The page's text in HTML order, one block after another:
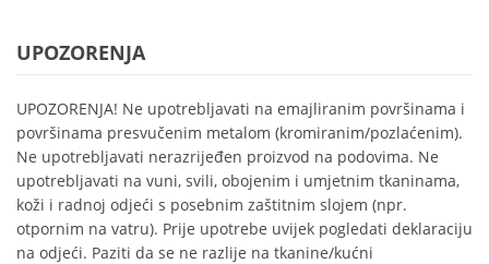
UPOZORENJA
UPOZORENJA! Ne upotrebljavati na emajliranim površinama i
površinama presvučenim metalom (kromiranim/pozlaćenim).
Ne upotrebljavati nerazrijeđen proizvod na podovima. Ne
upotrebljavati na vuni, svili, obojenim i umjetnim tkaninama,
koži i radnoj odjeći s posebnim zaštitnim slojem (npr.
otpornim na vatru). Prije upotrebe uvijek pogledati deklaraciju
na odjeći. Paziti da se ne razlije na tkanine/kućni